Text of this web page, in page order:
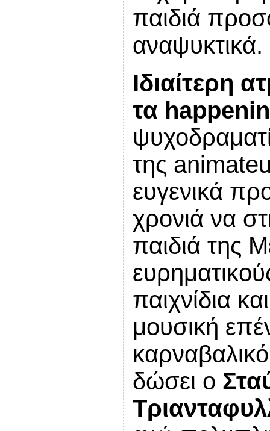
παιδιά
αναψυκτικά.
Ιδιαίτερη
τα
της
ευγενικά
χρονιά να
παιδιά της
παιχνίδια
μουσική
δώσει ο